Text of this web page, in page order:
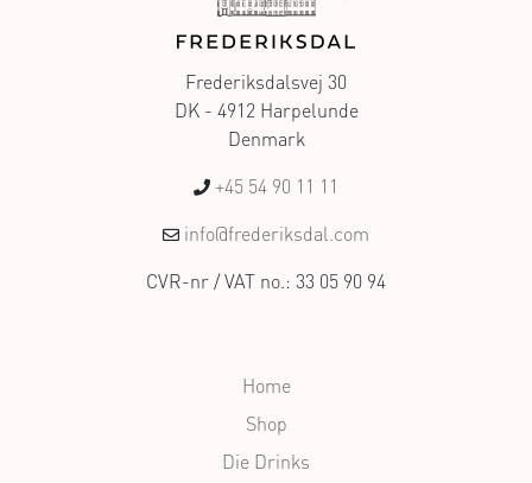
Frederiksdalsvej 30
DK - 4912 Harpelunde
Denmark
+45 54 90 11 11
info@frederiksdal.com
CVR-nr / VAT no.: 33 05 90 94
Home
Shop
Die Drinks